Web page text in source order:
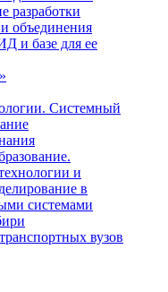
разработки
объединения
и базе для ее
Системный
и
в
системами
вузов